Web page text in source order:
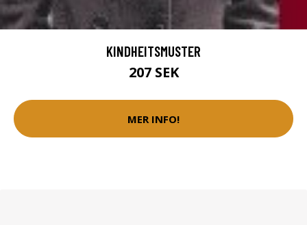
KINDHEITSMUSTER
207 SEK
MER INFO!